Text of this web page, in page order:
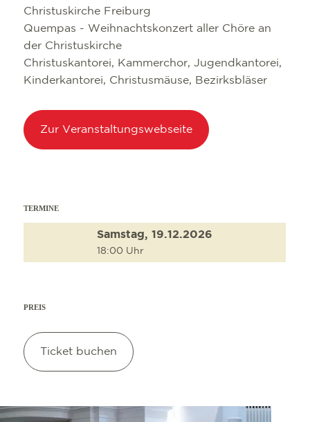
Christuskirche Freiburg
Quempas - Weihnachtskonzert aller Chöre an
der Christuskirche
Christuskantorei, Kammerchor, Jugendkantorei,
Kinderkantorei, Christusmäuse, Bezirksbläser
Zur Veranstaltungswebseite
TERMINE
Samstag, 19.12.2026
18:00 Uhr
PREIS
Ticket buchen